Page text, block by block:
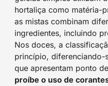
hortaliça como matéria-
as mistas combinam
ingredientes, incluindo
Nos doces, a
princípio, diferenciando-
que apresentam ponto
proíbe o uso de